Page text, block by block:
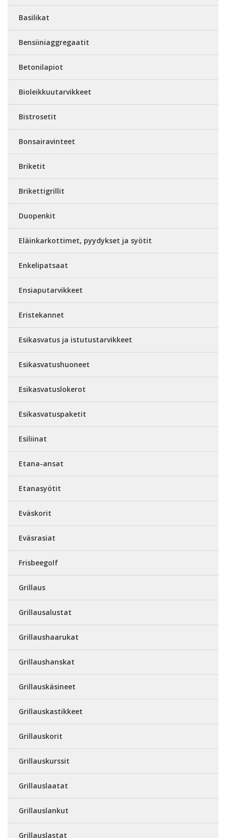
Basilikat
Bensiiniaggregaatit
Betonilapiot
Bioleikkuutarvikkeet
Bistrosetit
Bonsairavinteet
Briketit
Brikettigrillit
Duopenkit
Eläinkarkottimet, pyydykset ja syötit
Enkelipatsaat
Ensiaputarvikkeet
Eristekannet
Esikasvatus ja istutustarvikkeet
Esikasvatushuoneet
Esikasvatuslokerot
Esikasvatuspaketit
Esiliinat
Etana-ansat
Etanasyötit
Eväskorit
Eväsrasiat
Frisbeegolf
Grillaus
Grillausalustat
Grillaushaarukat
Grillaushanskat
Grillauskäsineet
Grillauskastikkeet
Grillauskorit
Grillauskurssit
Grillauslaatat
Grillauslankut
Grillauslastat